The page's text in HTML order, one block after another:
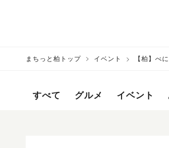
まちっと柏トップ イベント 【柏】べ
すべて グルメ イベント